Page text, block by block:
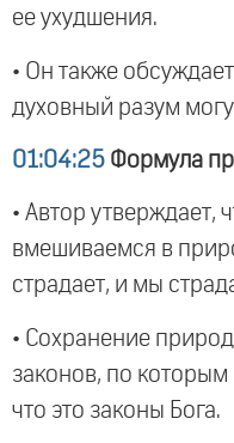
ее ухудшения.
• Он также
духовный разум
01:04:25 Формула
• Автор утверждает,
вмешиваемся в
страдает, и мы
• Сохранение
законов, по
что это законы Бога.